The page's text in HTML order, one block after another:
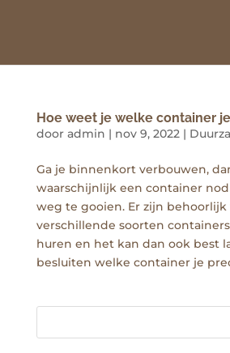
Hoe weet je welke container
door admin | nov 9, 2022 |
Ga je binnenkort verbouwen,
waarschijnlijk een container
weg te gooien. Er zijn behoorlijk
verschillende soorten
huren en het kan dan ook best
besluiten welke container je